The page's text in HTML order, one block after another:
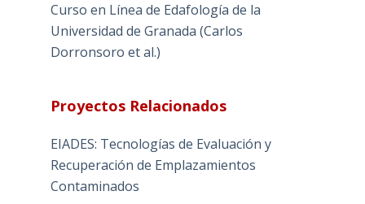
Curso en Línea de Edafología de la
Universidad de Granada (Carlos
Dorronsoro et al.)
Proyectos Relacionados
EIADES: Tecnologías de Evaluación y
Recuperación de Emplazamientos
Contaminados